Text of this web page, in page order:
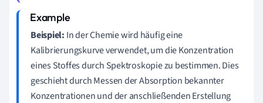
Beispiel: In der Chemie wird häufig eine
Kalibrierungskurve verwendet, um die Konzentration
eines Stoffes durch Spektroskopie zu bestimmen. Dies
geschieht durch Messen der Absorption bekannter
Konzentrationen und der anschließenden Erstellung